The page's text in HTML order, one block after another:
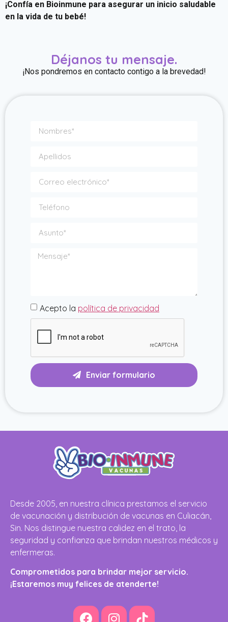
¡Confía en Bioinmune para asegurar un inicio saludable
en la vida de tu bebé!
Déjanos tu mensaje.
¡Nos pondremos en contacto contigo a la brevedad!
Acepto la política de privacidad
Enviar formulario
Desde 2005, en nuestra clínica prestamos el servicio
de vacunación y distribución de vacunas en Culiacán,
Sin. Nos distingue nuestra calidez en el trato, la
seguridad y confianza que brindan nuestros médicos y
enfermeras.
Comprometidos para brindar mejor servicio.
¡Estaremos muy felices de atenderte!